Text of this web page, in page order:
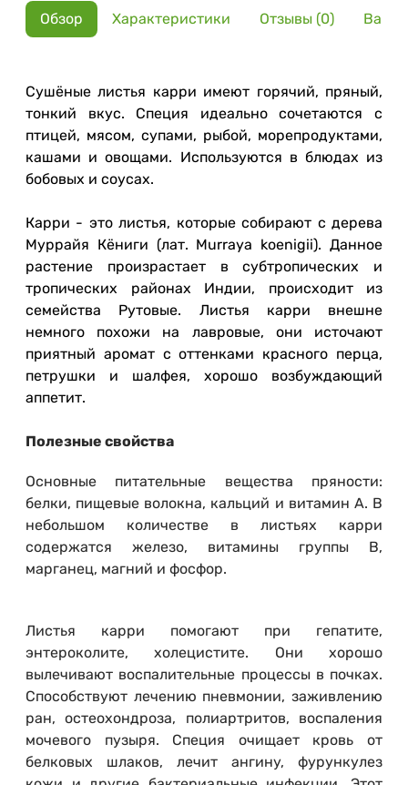
Обзор Характеристики Отзывы (0)
Сушёные листья карри имеют горячий, пряный,
тонкий вкус. Специя идеально сочетаются с
птицей, мясом, супами, рыбой, морепродуктами,
кашами и овощами. Используются в блюдах из
бобовых и соусах.
Карри - это листья, которые собирают с дерева
Муррайя Кёниги (лат. Murraya koenigii). Данное
растение произрастает в субтропических и
тропических районах Индии, происходит из
семейства Рутовые. Листья карри внешне
немного похожи на лавровые, они источают
приятный аромат с оттенками красного перца,
петрушки и шалфея, хорошо возбуждающий
аппетит.
Полезные свойства
Основные питательные вещества пряности:
белки, пищевые волокна, кальций и витамин A. В
небольшом количестве в листьях карри
содержатся железо, витамины группы B,
марганец, магний и фосфор.
Листья карри помогают при гепатите,
энтероколите, холецистите. Они хорошо
вылечивают воспалительные процессы в почках.
Способствуют лечению пневмонии, заживлению
ран, остеохондроза, полиартритов, воспаления
мочевого пузыря. Специя очищает кровь от
белковых шлаков, лечит ангину, фурункулез